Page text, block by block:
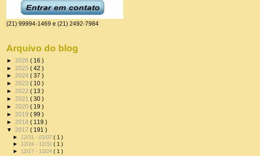
(21) 99994-1469 e (21) 2492-7984
Arquivo do blog
► 2026 ( 16 )
► 2025 ( 42 )
► 2024 ( 37 )
► 2023 ( 10 )
► 2022 ( 13 )
► 2021 ( 30 )
► 2020 ( 19 )
► 2019 ( 99 )
► 2018 ( 119 )
▼ 2017 ( 191 )
► 12/31 - 01/07( 1 )
► 12/24 - 12/31( 1 )
► 12/17 - 12/24( 1 )